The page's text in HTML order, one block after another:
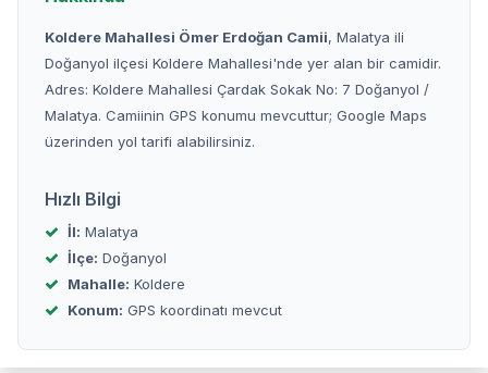
Koldere Mahallesi Ömer Erdoğan Camii, Malatya ili
Doğanyol ilçesi Koldere Mahallesi'nde yer alan bir camidir.
Adres: Koldere Mahallesi Çardak Sokak No: 7 Doğanyol /
Malatya. Camiinin GPS konumu mevcuttur; Google Maps
üzerinden yol tarifi alabilirsiniz.
Hızlı Bilgi
İl: Malatya
İlçe: Doğanyol
Mahalle: Koldere
Konum: GPS koordinatı mevcut